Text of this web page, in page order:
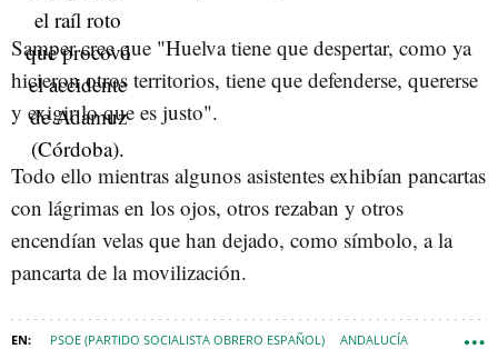
Samper cree que "Huelva tiene que despertar, como ya
hicieron otros territorios, tiene que defenderse, quererse
y exigir lo que es justo".
Todo ello mientras algunos asistentes exhibían pancartas
con lágrimas en los ojos, otros rezaban y otros
encendían velas que han dejado, como símbolo, a la
pancarta de la movilización.
PSOE (PARTIDO SOCIALISTA OBRERO ESPAÑOL) ANDALUCÍA